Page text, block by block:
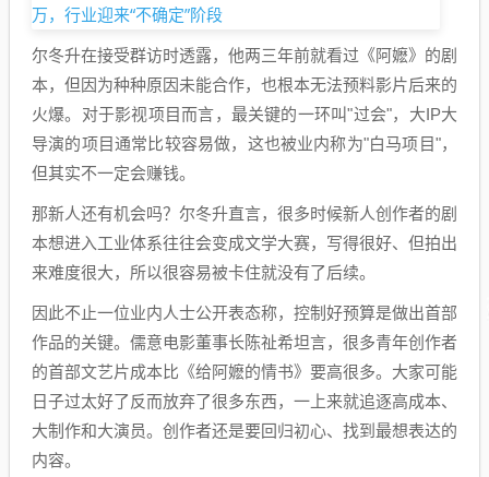
尔冬升在接受群访时透露，他两三年前就看过《阿嬷》的剧
本，但因为种种原因未能合作，也根本无法预料影片后来的
火爆。对于影视项目而言，最关键的一环叫"过会"，大IP大
导演的项目通常比较容易做，这也被业内称为"白马项目"，
但其实不一定会赚钱。
那新人还有机会吗？尔冬升直言，很多时候新人创作者的剧
本想进入工业体系往往会变成文学大赛，写得很好、但拍出
来难度很大，所以很容易被卡住就没有了后续。
因此不止一位业内人士公开表态称，控制好预算是做出首部
作品的关键。儒意电影董事长陈祉希坦言，很多青年创作者
的首部文艺片成本比《给阿嬷的情书》要高很多。大家可能
日子过太好了反而放弃了很多东西，一上来就追逐高成本、
大制作和大演员。创作者还是要回归初心、找到最想表达的
内容。